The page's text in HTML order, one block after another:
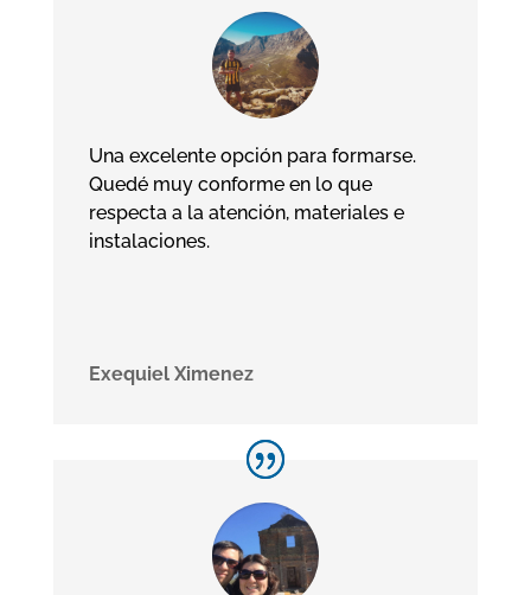
Una excelente opción para formarse.
Quedé muy conforme en lo que
respecta a la atención, materiales e
instalaciones.
Exequiel Ximenez